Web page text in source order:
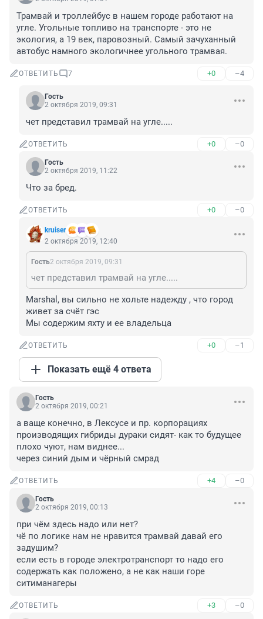
Трамвай и троллейбус в нашем городе работают на
угле. Угольные топливо на транспорте - это не
экология, а 19 век, паровозный. Самый зачуханный
автобус намного экологичнее угольного трамвая.
ОТВЕТИТЬ 7 +0 –4
Гость
2 октября 2019, 09:31
чет представил трамвай на угле.....
ОТВЕТИТЬ +0 –0
Гость
2 октября 2019, 11:22
Что за бред.
ОТВЕТИТЬ +0 –0
kruiser
2 октября 2019, 12:40
Гость2 октября 2019, 09:31
чет представил трамвай на угле.....
Marshal, вы сильно не хольте надежду , что город
живет за счёт гэс
Мы содержим яхту и ее владельца
ОТВЕТИТЬ +0 –1
Показать ещё 4 ответа
Гость
2 октября 2019, 00:21
а ваще конечно, в Лексусе и пр. корпорациях
производящих гибриды дураки сидят- как то будущее
плохо чуют, нам виднее...
через синий дым и чёрный смрад
ОТВЕТИТЬ +4 –0
Гость
2 октября 2019, 00:13
при чём здесь надо или нет?
чё по логике нам не нравится трамвай давай его
задушим?
если есть в городе электротранспорт то надо его
содержать как положено, а не как наши горе
ситиманагеры
ОТВЕТИТЬ +3 –0